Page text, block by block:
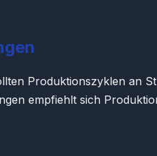
Produktionszyklen an
empfiehlt sich